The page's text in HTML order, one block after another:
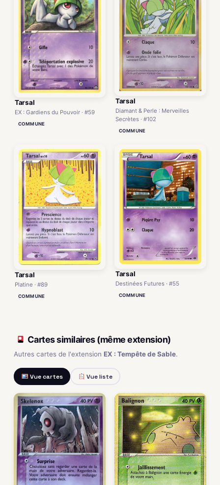
Tarsal
EX : Gardiens du Pouvoir · #59
COMMUNE
Tarsal
Diamant & Perle : Merveilles
Secrètes · #102
COMMUNE
Tarsal
Platine · #89
COMMUNE
Tarsal
Destinées Futures · #55
COMMUNE
Cartes similaires (même extension)
Autres cartes de l'extension EX : Tempête de Sable.
Vue cartes Vue liste